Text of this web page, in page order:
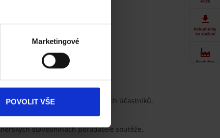
Marketingové
POVOLIT VŠE
200 m2);
je součástí projektu;
na základě losování ze všech účastníků,
stavebninách pořadatele soutěže.
Dokumenty
ke stažení
Produkty